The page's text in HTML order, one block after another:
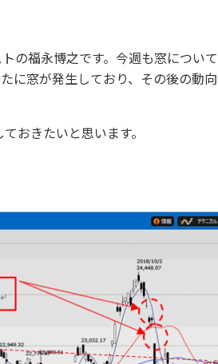
の福永博之です。今週も窓につい
に窓が発生しており、その後の動
おきたいと思います。